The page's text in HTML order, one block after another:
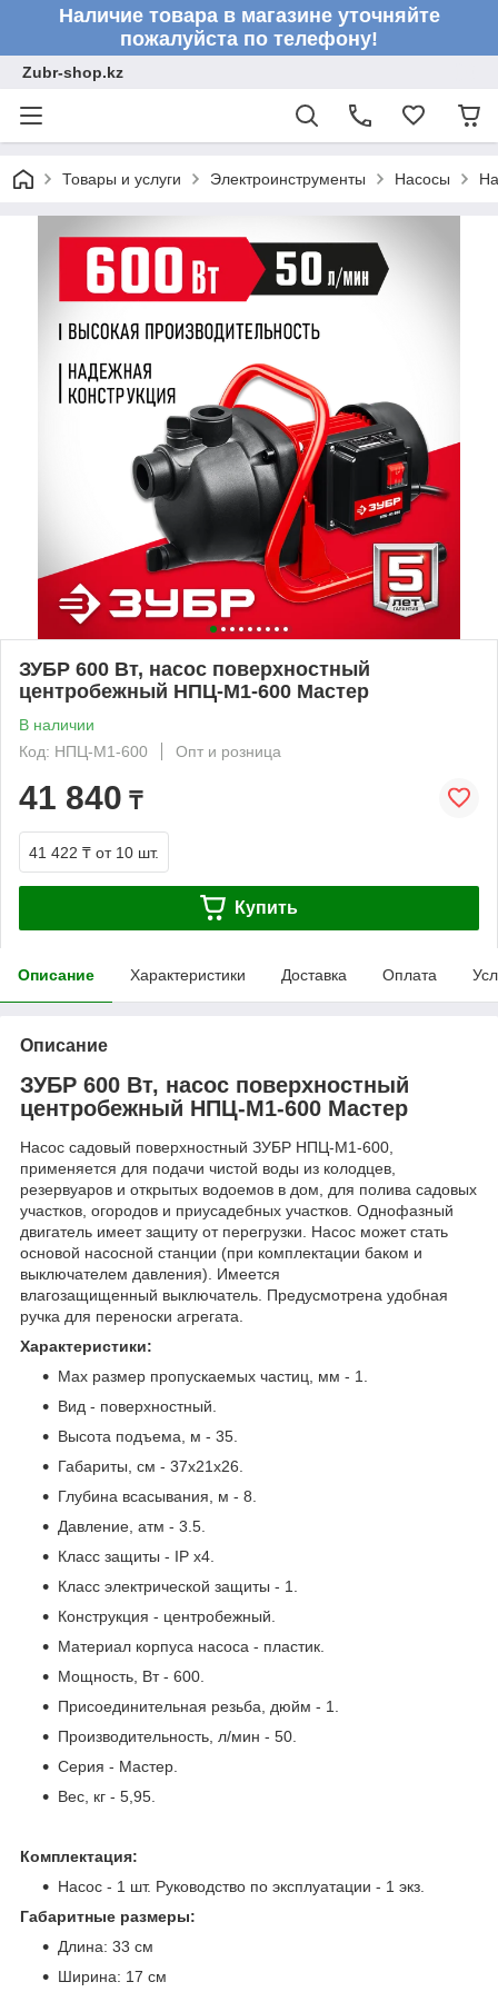
Наличие товара в магазине уточняйте
пожалуйста по телефону!
Zubr-shop.kz
Товары и услуги Электроинструменты Насосы
ЗУБР 600 Вт, насос поверхностный
центробежный НПЦ-М1-600 Мастер
В наличии
Код: НПЦ-М1-600
Опт и розница
41 840 ₸
41 422 ₸ от 10 шт.
Купить
Описание Характеристики Доставка Оплата
Описание
ЗУБР 600 Вт, насос поверхностный
центробежный НПЦ-М1-600 Мастер
Насос садовый поверхностный ЗУБР НПЦ-М1-600,
применяется для подачи чистой воды из колодцев,
резервуаров и открытых водоемов в дом, для полива садовых
участков, огородов и приусадебных участков. Однофазный
двигатель имеет защиту от перегрузки. Насос может стать
основой насосной станции (при комплектации баком и
выключателем давления). Имеется
влагозащищенный выключатель. Предусмотрена удобная
ручка для переноски агрегата.
Характеристики:
Max размер пропускаемых частиц, мм - 1.
Вид - поверхностный.
Высота подъема, м - 35.
Габариты, см - 37x21x26.
Глубина всасывания, м - 8.
Давление, атм - 3.5.
Класс защиты - IP x4.
Класс электрической защиты - 1.
Конструкция - центробежный.
Материал корпуса насоса - пластик.
Мощность, Вт - 600.
Присоединительная резьба, дюйм - 1.
Производительность, л/мин - 50.
Серия - Мастер.
Вес, кг - 5,95.
Комплектация:
Насос - 1 шт. Руководство по эксплуатации - 1 экз.
Габаритные размеры:
Длина: 33 см
Ширина: 17 см